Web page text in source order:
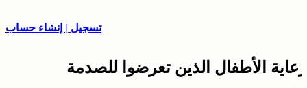
تسجيل | إنشاء حساب
رعاية الأطفال الذين تعرضوا للصدمة